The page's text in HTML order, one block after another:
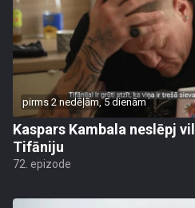
pirms 2 nedēļām, 5 dienām
Kaspars Kambala neslēpj
Tifāniju
72. epizode